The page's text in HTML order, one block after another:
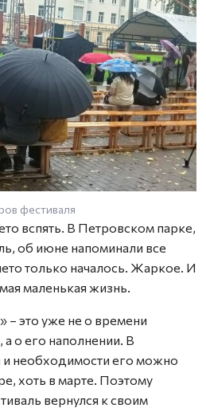
фестиваля
вспять. В Петровском парке,
об июне напоминали все
только началось. Жаркое. И
маленькая жизнь.
это уже не о времени
о его наполнении. В
и необходимости его можно
хоть в марте. Поэтому
вернулся к своим